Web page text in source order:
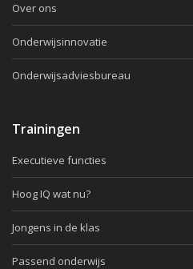
Over ons
Onderwijsinnovatie
Onderwijsadviesbureau
Trainingen
Executieve functies
Hoog IQ wat nu?
Jongens in de klas
Passend onderwijs